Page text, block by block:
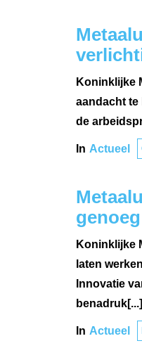
Koninklijke
aandacht te
de
In Actueel
Koninklijke
laten
Innovatie
benadruk[...]
In Actueel